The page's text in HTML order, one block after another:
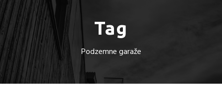
Tag
Podzemne garaže